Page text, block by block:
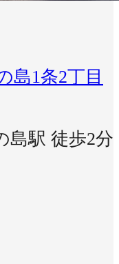
島1条2丁目
島駅 徒歩2分